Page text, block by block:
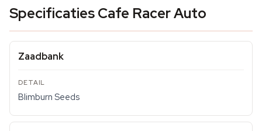
Specificaties Cafe Racer Auto
Zaadbank
Blimburn Seeds